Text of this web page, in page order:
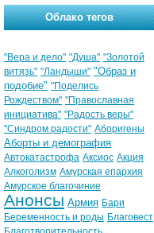
Облако тегов
"Вера и дело" "Душа" "Золотой
витязь" "Ландыши" "Образ и
подобие" "Поделись
Рождеством" "Православная
инициатива" "Радость веры"
"Синдром радости" Аборигены
Аборты и демография
Автокатастрофа Аксиос Акция
Алкоголизм Амурская епархия
Амурское благочиние
Анонсы Армия Бари
Беременность и роды Благовест